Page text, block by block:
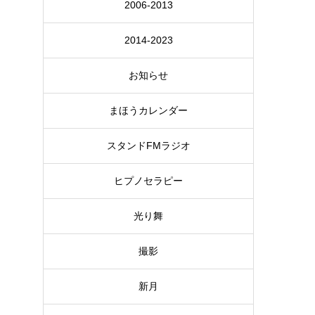
2006-2013
2014-2023
お知らせ
まほうカレンダー
スタンドFMラジオ
ヒプノセラピー
光り舞
撮影
新月